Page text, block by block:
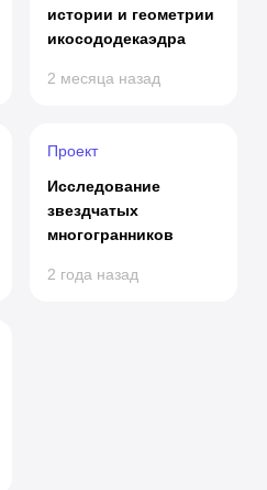
истории и геометрии
икосододекаэдра
2 месяца назад
Проект
Исследование
звездчатых
многогранников
2 года назад